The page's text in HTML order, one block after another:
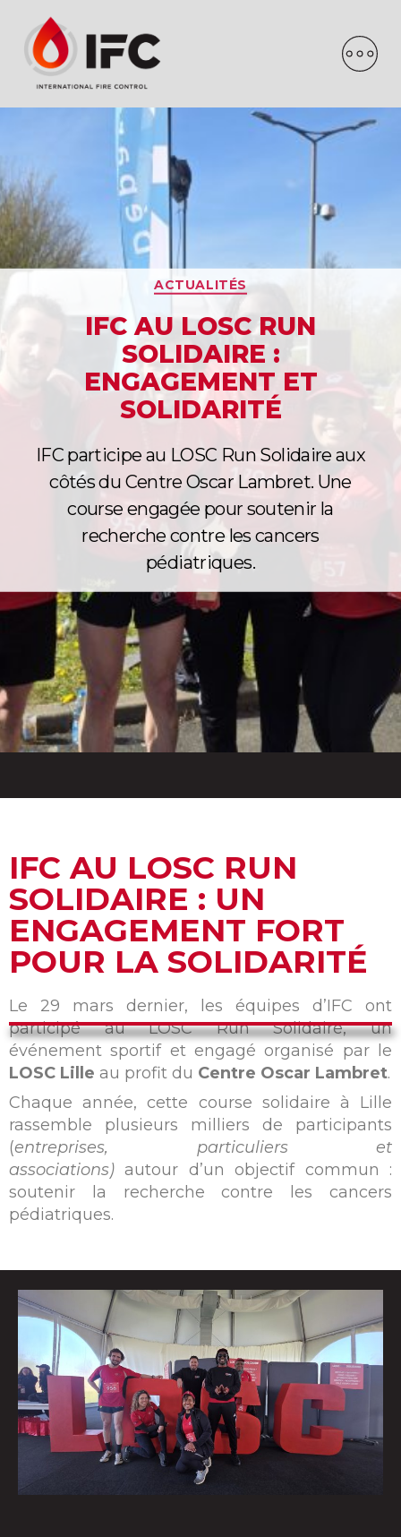
ACTUALITÉS
IFC AU LOSC RUN
SOLIDAIRE :
ENGAGEMENT ET
SOLIDARITÉ
IFC participe au LOSC Run Solidaire aux
côtés du Centre Oscar Lambret. Une
course engagée pour soutenir la
recherche contre les cancers
pédiatriques.
IFC AU LOSC RUN
SOLIDAIRE : UN
ENGAGEMENT FORT
POUR LA SOLIDARITÉ
Le 29 mars dernier, les équipes d’IFC ont
participé au LOSC Run Solidaire, un
événement sportif et engagé organisé par le
LOSC Lille au profit du Centre Oscar Lambret.
Chaque année, cette course solidaire à Lille
rassemble plusieurs milliers de participants
(entreprises, particuliers et
associations) autour d’un objectif commun :
soutenir la recherche contre les cancers
pédiatriques.